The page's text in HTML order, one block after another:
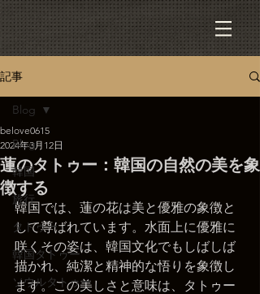
記事
Blog
韓国
旅行
タトゥー
韓国タトゥー
ソウルタトゥー
Blog
蓮のタトゥー：韓国の自然の美を象
徴する
belove0615
2024年3月12日
韓国では、蓮の花は美と優雅の象徴と
して尊ばれています。水面上に優雅に
咲くその姿は、韓国文化でもしばしば
描かれ、純潔と精神的な悟りを象徴し
ます。この美しさと意味は、タトゥー